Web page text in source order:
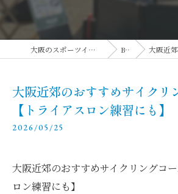
大阪のスポーツイベントならRETRIN株式会社 BLOG 大阪近郊のおすす
大阪近郊のおすすめサイクリ
【トライアスロン練習にも】
2026/05/25
大阪近郊のおすすめサイクリングコ
ロン練習にも】